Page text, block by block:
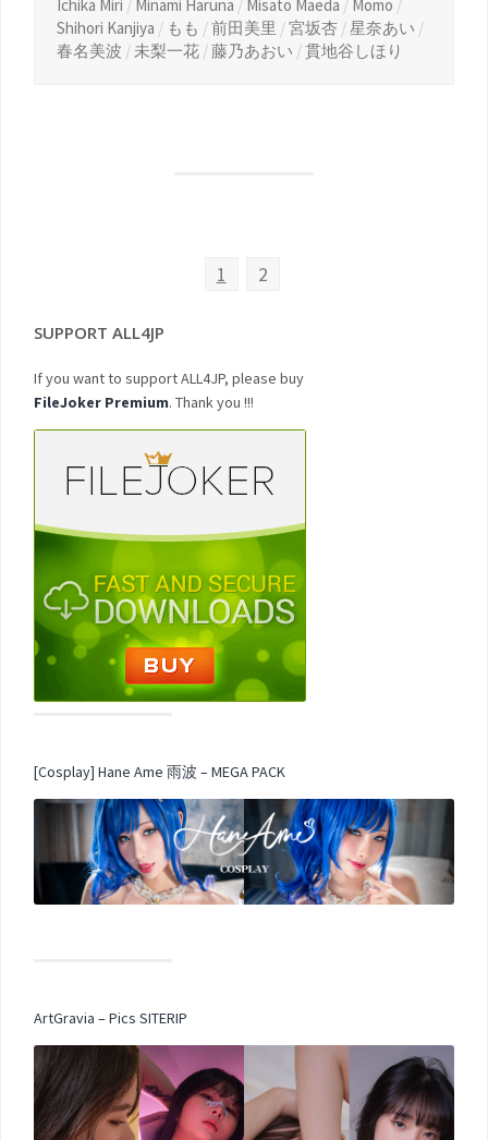
Ichika Miri / Minami Haruna / Misato Maeda / Momo /
Shihori Kanjiya / もも /前田美里 /宮坂杏 /星奈あい /
春名美波 /未梨一花 /藤乃あおい /貫地谷しほり
1 2
SUPPORT ALL4JP
If you want to support ALL4JP, please buy
FileJoker Premium. Thank you !!!
[Cosplay] Hane Ame 雨波 – MEGA PACK
ArtGravia – Pics SITERIP